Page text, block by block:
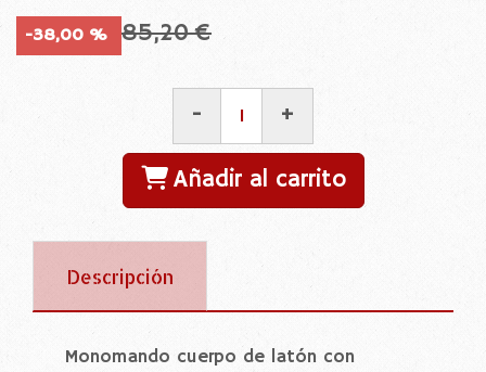
-38,00 % 85,20 €
- +
Añadir al carrito
Descripción
Monomando cuerpo de latón con